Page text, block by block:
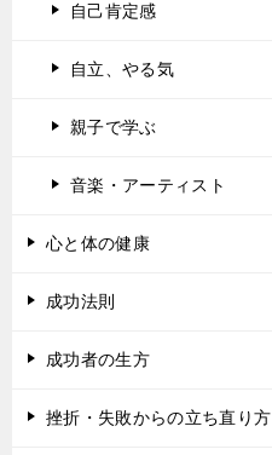
自己肯定感
自立、やる気
親子で学ぶ
音楽・アーティスト
心と体の健康
成功法則
成功者の生方
挫折・失敗からの立ち直り方